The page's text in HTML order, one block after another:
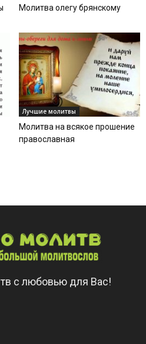
Молитва олегу брянскому
Лучшие молитвы
Молитва на всякое прошение
православная
с любовью для Вас!